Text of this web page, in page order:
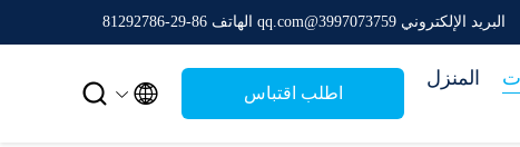
البريد الإلكتروني 3997073759@qq.com الهاتف 86-29-81292786
المنزل
اطلب اقتباس 
